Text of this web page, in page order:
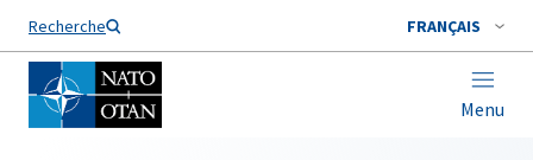
Recherche FRANÇAIS
Menu
Nom de famille*